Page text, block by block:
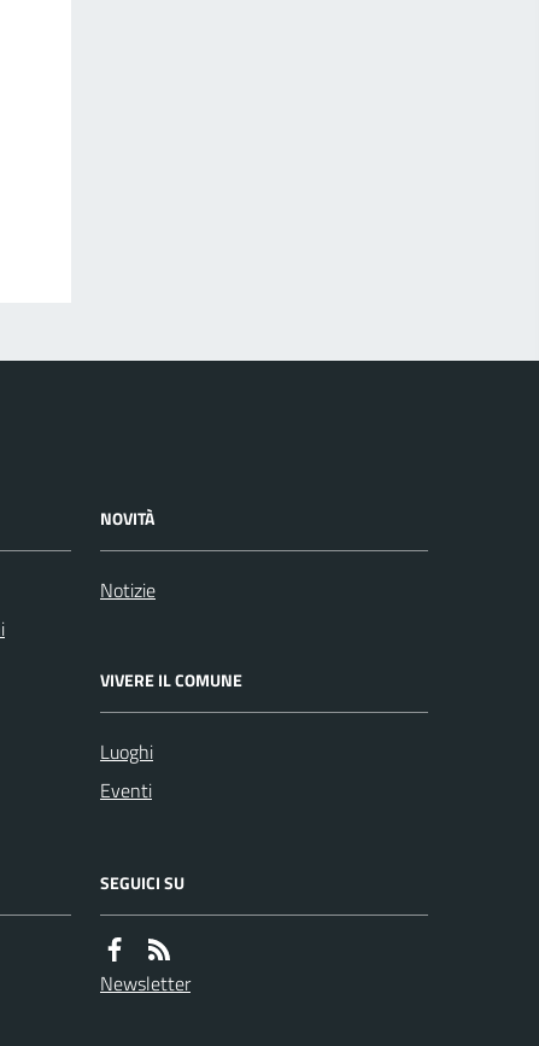
NOVITÀ
Notizie
VIVERE IL COMUNE
Luoghi
Eventi
SEGUICI SU
Newsletter